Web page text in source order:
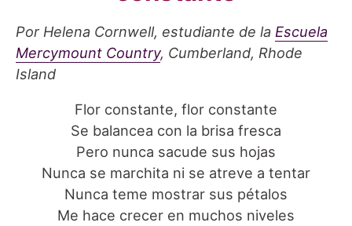
Por Helena Cornwell, estudiante de la Escuela
Mercymount Country, Cumberland, Rhode
Island
Flor constante, flor constante
Se balancea con la brisa fresca
Pero nunca sacude sus hojas
Nunca se marchita ni se atreve a tentar
Nunca teme mostrar sus pétalos
Me hace crecer en muchos niveles